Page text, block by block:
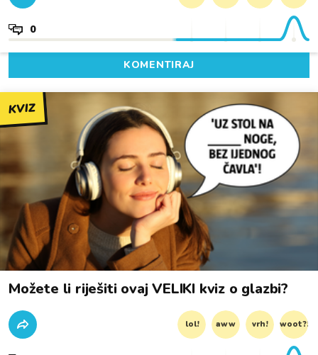
0
KOMENTIRAJ
KVIZ
Možete li riješiti ovaj VELIKI kviz o glazbi?
lol! aww vrh! woot?!